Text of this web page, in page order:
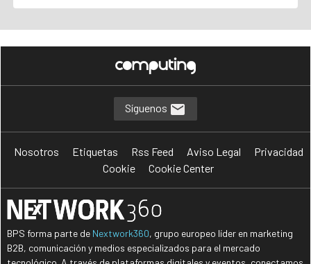
Síguenos
Nosotros Etiquetas Rss Feed Aviso Legal
Privacidad
Cookie
Cookie Center
BPS forma parte de Nextwork360, grupo europeo líder en marketing
B2B, comunicación y medios especializados para el mercado